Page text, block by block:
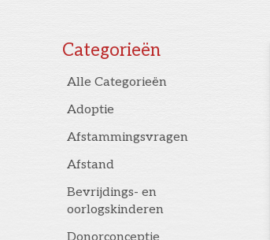
Categorieën
Alle Categorieën
Adoptie
Afstammingsvragen
Afstand
Bevrijdings- en
oorlogskinderen